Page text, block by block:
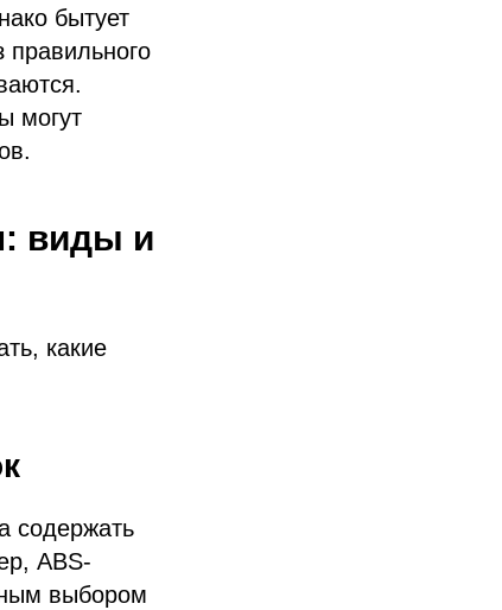
бытует
правильного
могут
виды и
какие
содержать
ABS-
выбором